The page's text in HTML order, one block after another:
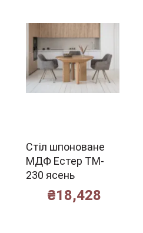
Стіл шпоноване
МДФ Естер TM-
230 ясень
₴18,428